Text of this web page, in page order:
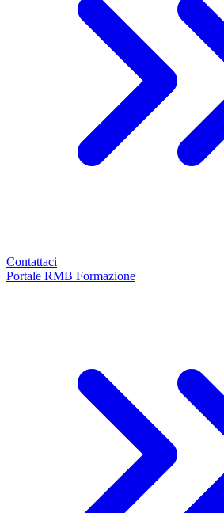
Contattaci
Portale RMB Formazione